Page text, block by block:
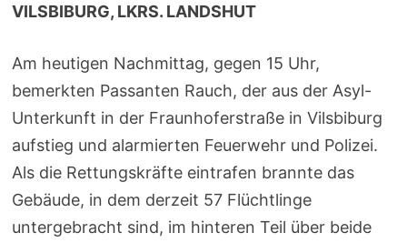
VILSBIBURG, LKRS. LANDSHUT
Am heutigen Nachmittag, gegen 15 Uhr,
bemerkten Passanten Rauch, der aus der Asyl-
Unterkunft in der Fraunhoferstraße in Vilsbiburg
aufstieg und alarmierten Feuerwehr und Polizei.
Als die Rettungskräfte eintrafen brannte das
Gebäude, in dem derzeit 57 Flüchtlinge
untergebracht sind, im hinteren Teil über beide